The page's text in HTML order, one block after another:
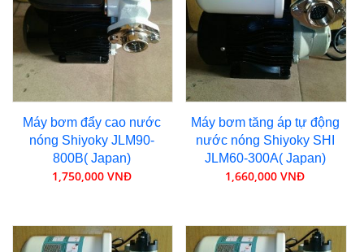
Máy bơm đẩy cao nước
nóng Shiyoky JLM90-
800B( Japan)
1,750,000 VNĐ
Máy bơm tăng áp tự động
nước nóng Shiyoky SHI
JLM60-300A( Japan)
1,660,000 VNĐ